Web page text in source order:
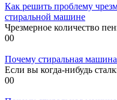
Как решить проблему
стиральной машине
Чрезмерное количество
00
Почему стиральная
Если вы когда-нибудь
00